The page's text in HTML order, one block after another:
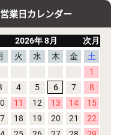
営業日カレンダー